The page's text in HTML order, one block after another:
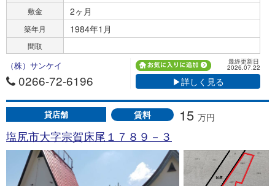
敷金 2ヶ月
築年月 1984年1月
間取
（株）サンケイ
0266-72-6196
最終更新日
2026.07.22
▶詳しく見る
貸店舗 賃料 15 万円
塩尻市大字宗賀床尾１７８９－３